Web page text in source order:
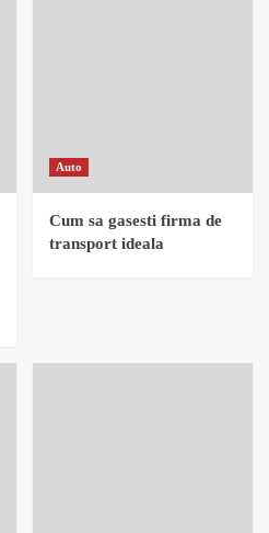
Auto
Cum sa gasesti firma de
transport ideala